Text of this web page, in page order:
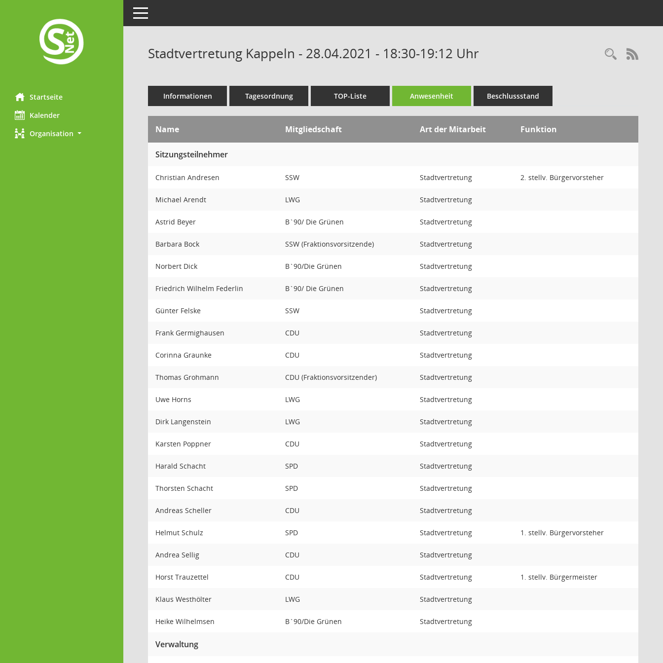
Startseite
Kalender
Organisation
Toggle navigation
Stadtvertretung Kappeln - 28.04.2021 - 18:30-19:12 Uhr
Informationen Tagesordnung TOP-Liste Anwesenheit Beschlussstand
Name Mitgliedschaft Art der Mitarbeit Funktion
Sitzungsteilnehmer
Christian Andresen SSW Stadtvertretung 2. stellv. Bürgervorsteher
Michael Arendt LWG Stadtvertretung
Astrid Beyer B`90/ Die Grünen Stadtvertretung
Barbara Bock SSW (Fraktionsvorsitzende) Stadtvertretung
Norbert Dick B`90/Die Grünen Stadtvertretung
Friedrich Wilhelm Federlin B`90/ Die Grünen Stadtvertretung
Günter Felske SSW Stadtvertretung
Frank Germighausen CDU Stadtvertretung
Corinna Graunke CDU Stadtvertretung
Thomas Grohmann CDU (Fraktionsvorsitzender) Stadtvertretung
Uwe Horns LWG Stadtvertretung
Dirk Langenstein LWG Stadtvertretung
Karsten Poppner CDU Stadtvertretung
Harald Schacht SPD Stadtvertretung
Thorsten Schacht SPD Stadtvertretung
Andreas Scheller CDU Stadtvertretung
Helmut Schulz SPD Stadtvertretung 1. stellv. Bürgervorsteher
Andrea Sellig CDU Stadtvertretung
Horst Trauzettel CDU Stadtvertretung 1. stellv. Bürgermeister
Klaus Westhölter LWG Stadtvertretung
Heike Wilhelmsen B`90/Die Grünen Stadtvertretung
Verwaltung